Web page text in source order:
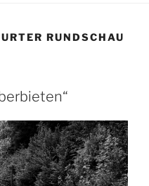
RUNDSCHAU